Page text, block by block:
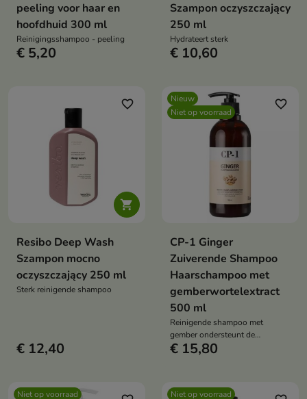
peeling voor haar en
hoofdhuid 300 ml
Reinigingsshampoo - peeling
€ 5,20
Szampon oczyszczający
250 ml
Hydrateert sterk
€ 10,60

favorite_border
Resibo Deep Wash
Szampon mocno
oczyszczający 250 ml
Sterk reinigende shampoo
€ 12,40
Nieuw
Niet op voorraad
favorite_border
CP-1 Ginger
Zuiverende Shampoo
Haarschampoo met
gemberwortelextract
500 ml
Reinigende shampoo met
gember ondersteunt de
regeneratie, hydratatie en
€ 15,80
Niet op voorraad Niet op voorraad